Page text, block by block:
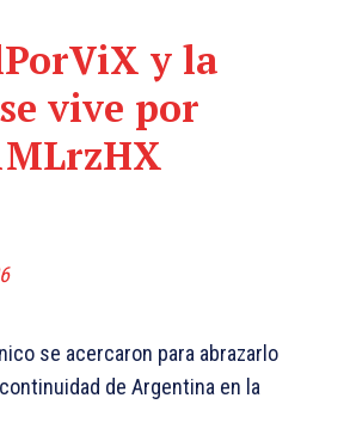
y la
vive por
se acercaron para abrazarlo
de Argentina en la